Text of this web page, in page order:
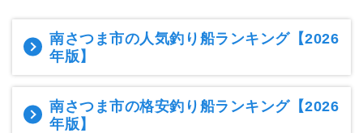
南さつま市の人気釣り船ランキング【2026
年版】
南さつま市の格安釣り船ランキング【2026
年版】